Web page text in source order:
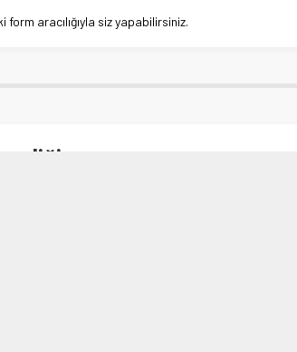
form aracılığıyla siz yapabilirsiniz.